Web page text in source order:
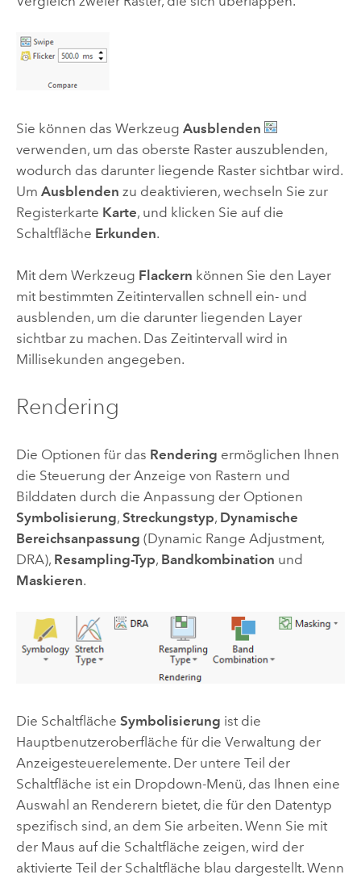
Sie können das Werkzeug Ausblenden
verwenden, um das oberste Raster auszublenden,
wodurch das darunter liegende Raster sichtbar wird.
Um Ausblenden zu deaktivieren, wechseln Sie zur
Registerkarte Karte, und klicken Sie auf die
Schaltfläche Erkunden.
Mit dem Werkzeug Flackern können Sie den Layer
mit bestimmten Zeitintervallen schnell ein- und
ausblenden, um die darunter liegenden Layer
sichtbar zu machen. Das Zeitintervall wird in
Millisekunden angegeben.
Rendering
Die Optionen für das Rendering ermöglichen Ihnen
die Steuerung der Anzeige von Rastern und
Bilddaten durch die Anpassung der Optionen
Symbolisierung, Streckungstyp, Dynamische
Bereichsanpassung (Dynamic Range Adjustment,
DRA), Resampling-Typ, Bandkombination und
Maskieren.
Die Schaltfläche Symbolisierung ist die
Hauptbenutzeroberfläche für die Verwaltung der
Anzeigesteuerelemente. Der untere Teil der
Schaltfläche ist ein Dropdown-Menü, das Ihnen eine
Auswahl an Renderern bietet, die für den Datentyp
spezifisch sind, an dem Sie arbeiten. Wenn Sie mit
der Maus auf die Schaltfläche zeigen, wird der
aktivierte Teil der Schaltfläche blau dargestellt. Wenn